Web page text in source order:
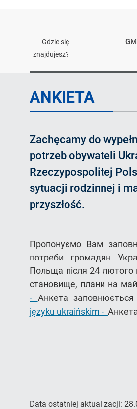
Gdzie się
znajdujesz?
ANKIETA
Zachęcamy do
potrzeb obywateli
Rzeczypospolitej
sytuacji rodzinnej i
przyszłość.
Пропонуємо Вам
потреби громадян
Польща після 24 лютого
становище, плани на
- Анкета
języku ukraińskim -
Data ostatniej aktualizacji: